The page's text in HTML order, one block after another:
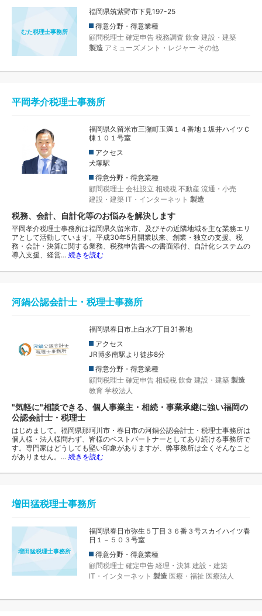
むた税理士事務所
福岡県筑紫野市下見197-25
得意分野・得意業種
顧問税理士 確定申告 税務調査 飲食 建設・建築
製造 アミューズメント・レジャー その他
平岡孝介税理士事務所
福岡県久留米市三潴町玉満１４番地１坂井ハイツＣ
棟１０１号室
アクセス
犬塚駅
得意分野・得意業種
顧問税理士 会社設立 相続税 不動産 流通・小売
建設・建築 IT・インターネット 製造
税務、会計、自計化等のお悩みを解決します
平岡孝介税理士事務所は福岡県久留米市、及びその近隣地域を主な業務エリ
アとして活動しています。平成30年5月開業以来、創業・独立の支援、税
務・会計・決算に関する業務、税務申告書への書面添付、自計化システムの
導入支援、経営… 続きを読む
河鍋公認会計士・税理士事務所
福岡県春日市上白水7丁目31番地
アクセス
JR博多南駅より徒歩8分
得意分野・得意業種
顧問税理士 確定申告 相続税 飲食 建設・建築 製造
教育 学校法人
"気軽に"相談できる、個人事業主・相続・事業承継に強い福岡の
公認会計士・税理士
はじめまして。福岡県那珂川市・春日市の河鍋公認会計士・税理士事務所は
個人様・法人様問わず、皆様のベストパートナーとしてあり続ける事務所で
す。専門家はどうしても堅い印象がありますが、弊事務所は全くそんなこと
がありません。… 続きを読む
増田猛税理士事務所
増田猛税理士事務所
福岡県春日市弥生５丁目３６番３号スカイハイツ春
日１－５０３号室
得意分野・得意業種
顧問税理士 確定申告 経理・決算 建設・建築
IT・インターネット 製造 医療・福祉 医療法人